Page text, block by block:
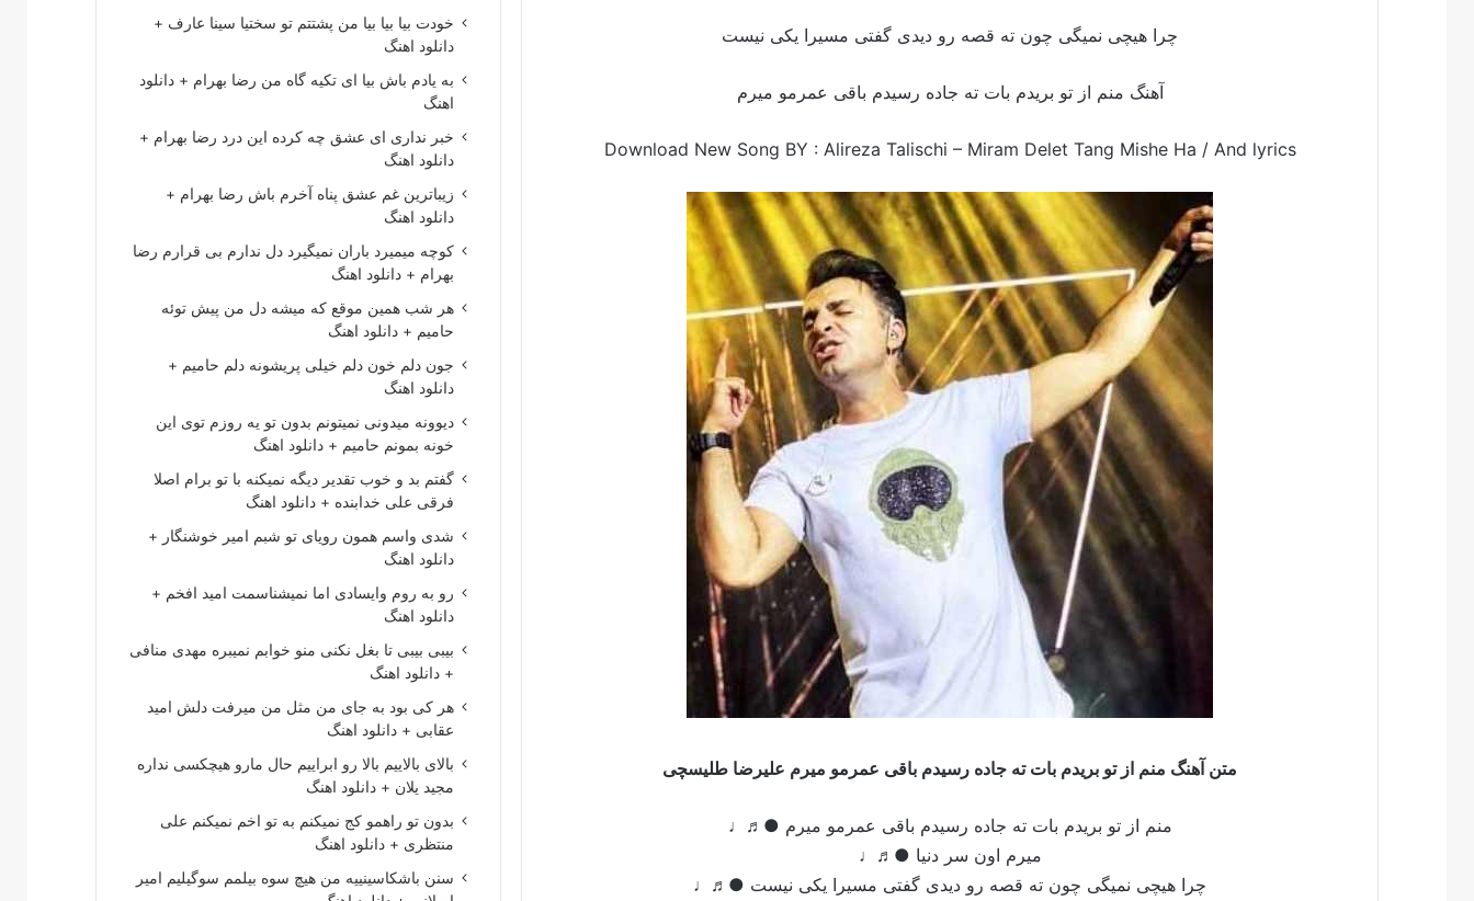
چرا هیچی نمیگی چون ته قصه رو دیدی گفتی مسیرا یکی نیست
آهنگ منم از تو بریدم بات ته جاده رسیدم باقی عمرمو میرم
Download New Song BY : Alireza Talischi – Miram Delet Tang Mishe Ha / And lyrics
متن آهنگ منم از تو بریدم بات ته جاده رسیدم باقی عمرمو میرم علیرضا طلیسچی
منم از تو بریدم بات ته جاده رسیدم باقی عمرمو میرم ●♬♩
میرم اون سر دنیا ●♬♩
چرا هیچی نمیگی چون ته قصه رو دیدی گفتی مسیرا یکی نیست ●♬♩
خودت بیا بیا بیا من پشتتم تو سختیا سینا عارف +
دانلود اهنگ
به یادم باش بیا ای تکیه گاه من رضا بهرام + دانلود
اهنگ
خبر نداری ای عشق چه کرده این درد رضا بهرام +
دانلود اهنگ
زیباترین غم عشق پناه آخرم باش رضا بهرام +
دانلود اهنگ
کوچه میمیرد باران نمیگیرد دل ندارم بی قرارم رضا
بهرام + دانلود اهنگ
هر شب همین موقع که میشه دل من پیش توئه
حامیم + دانلود اهنگ
جون دلم خون دلم خیلی پریشونه دلم حامیم +
دانلود اهنگ
دیوونه میدونی نمیتونم بدون تو یه روزم توی این
خونه بمونم حامیم + دانلود اهنگ
گفتم بد و خوب تقدیر دیگه نمیکنه با تو برام اصلا
فرقی علی خدابنده + دانلود اهنگ
شدی واسم همون رویای تو شبم امیر خوشنگار +
دانلود اهنگ
رو به روم وایسادی اما نمیشناسمت امید افخم +
دانلود اهنگ
بیبی بیبی تا بغل نکنی منو خوابم نمیبره مهدی منافی
+ دانلود اهنگ
هر کی بود به جای من مثل من میرفت دلش امید
عقابی + دانلود اهنگ
بالای بالاییم بالا رو ابراییم حال مارو هیچکسی نداره
مجید یلان + دانلود اهنگ
بدون تو راهمو کج نمیکنم به تو اخم نمیکنم علی
منتظری + دانلود اهنگ
سنن باشکاسینییه من هیچ سوه بیلمم سوگیلیم امیر